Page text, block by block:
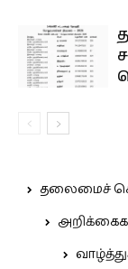
தலைமைச்